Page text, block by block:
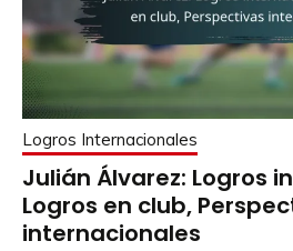
Logros Internacionales
Julián Álvarez: Logros
Logros en club,
internacionales